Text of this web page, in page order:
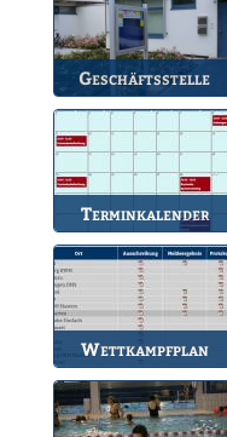
Geschäftsstelle
Anlaufstelle für alle
Terminkalender
Die Termine des BSV.
Wettkampfplan
Übersicht der aktuellen
Wettkämpfe.